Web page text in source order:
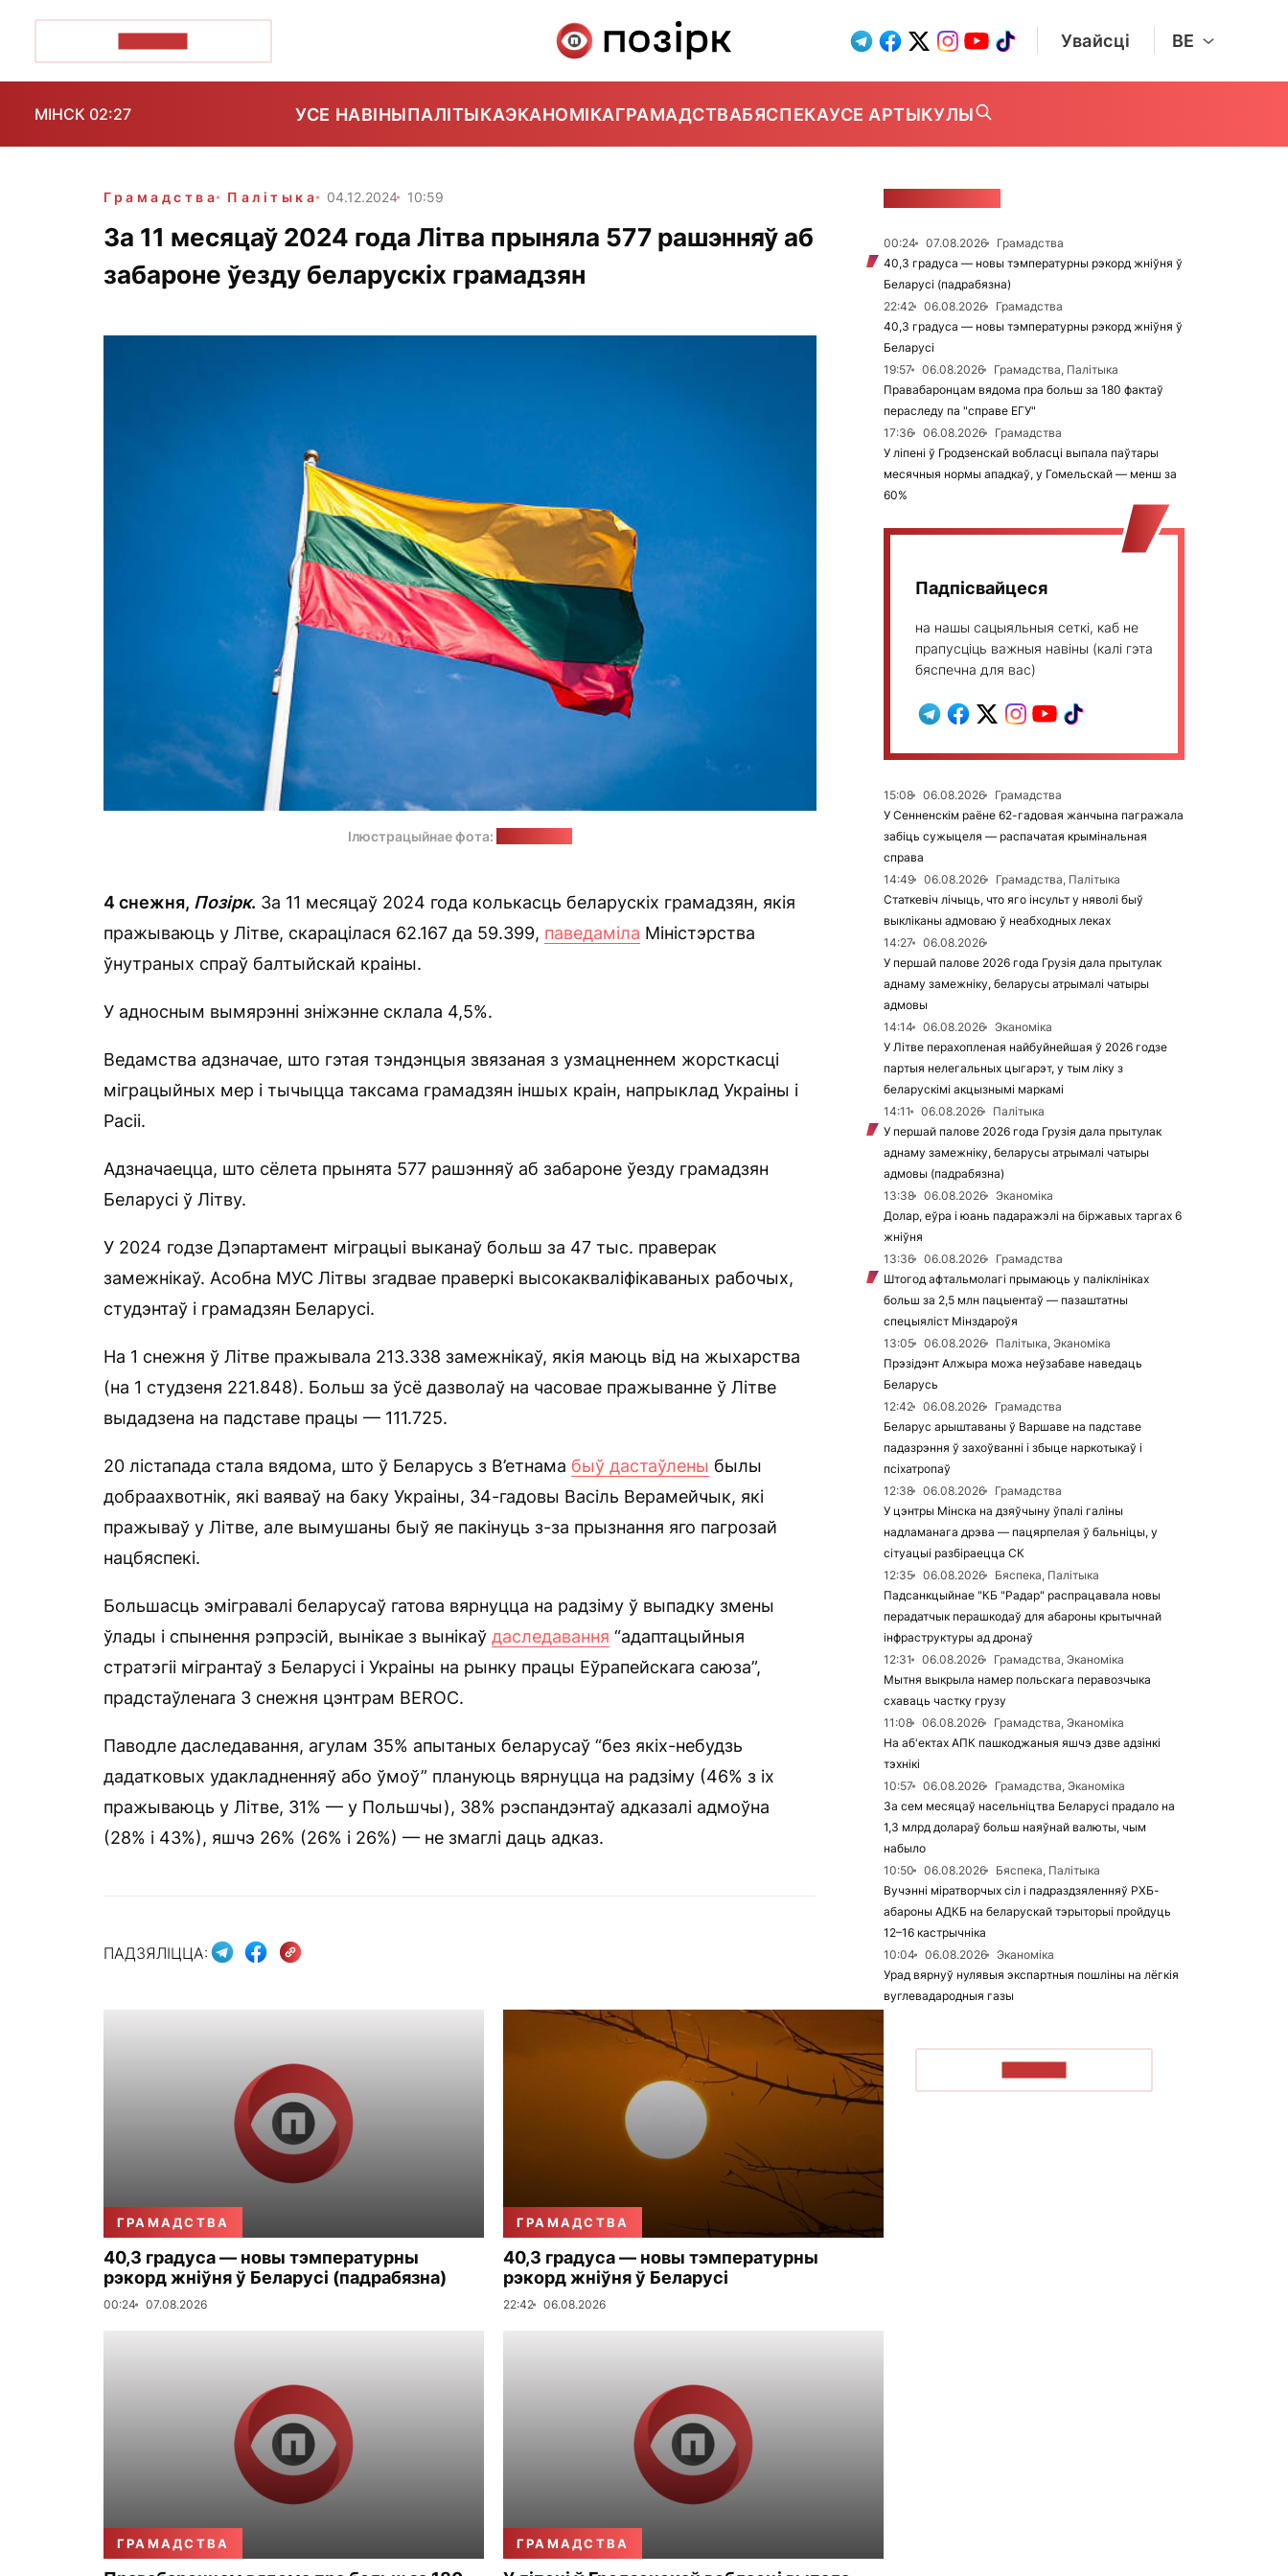
Увайсці BE
МІНСК 02:27 УСЕ НАВІНЫПАЛІТЫКАЭКАНОМІКАГРАМАДСТВАБЯСПЕКАУСЕ АРТЫКУЛЫ
Грамадства Палітыка 04.12.2024 10:59
За 11 месяцаў 2024 года Літва прыняла 577 рашэнняў аб
забароне ўезду беларускіх грамадзян
Ілюстрацыйнае фота:
4 снежня, Позірк. За 11 месяцаў 2024 года колькасць беларускіх грамадзян, якія
пражываюць у Літве, скарацілася 62.167 да 59.399, паведаміла Міністэрства
ўнутраных спраў балтыйскай краіны.
У адносным вымярэнні зніжэнне склала 4,5%.
Ведамства адзначае, што гэтая тэндэнцыя звязаная з узмацненнем жорсткасці
міграцыйных мер і тычыцца таксама грамадзян іншых краін, напрыклад Украіны і
Расіі.
Адзначаецца, што сёлета прынята 577 рашэнняў аб забароне ўезду грамадзян
Беларусі ў Літву.
У 2024 годзе Дэпартамент міграцыі выканаў больш за 47 тыс. праверак
замежнікаў. Асобна МУС Літвы згадвае праверкі высокакваліфікаваных рабочых,
студэнтаў і грамадзян Беларусі.
На 1 снежня ў Літве пражывала 213.338 замежнікаў, якія маюць від на жыхарства
(на 1 студзеня 221.848). Больш за ўсё дазволаў на часовае пражыванне ў Літве
выдадзена на падставе працы — 111.725.
20 лістапада стала вядома, што ў Беларусь з В’етнама быў дастаўлены былы
добраахвотнік, які ваяваў на баку Украіны, 34-гадовы Васіль Верамейчык, які
пражываў у Літве, але вымушаны быў яе пакінуць з-за прызнання яго пагрозай
нацбяспекі.
Большасць эмігравалі беларусаў гатова вярнуцца на радзіму ў выпадку змены
ўлады і спынення рэпрэсій, вынікае з вынікаў даследавання “адаптацыйныя
стратэгіі мігрантаў з Беларусі і Украіны на рынку працы Еўрапейскага саюза”,
прадстаўленага 3 снежня цэнтрам BEROC.
Паводле даследавання, агулам 35% апытаных беларусаў “без якіх-небудзь
дадатковых удакладненняў або ўмоў” плануюць вярнуцца на радзіму (46% з іх
пражываюць у Літве, 31% — у Польшчы), 38% рэспандэнтаў адказалі адмоўна
(28% і 43%), яшчэ 26% (26% і 26%) — не змаглі даць адказ.
ПАДЗЯЛІЦЦА:
ГРАМАДСТВА
40,3 градуса — новы тэмпературны
рэкорд жніўня ў Беларусі (падрабязна)
00:24 07.08.2026
ГРАМАДСТВА
40,3 градуса — новы тэмпературны
рэкорд жніўня ў Беларусі
22:42 06.08.2026
ГРАМАДСТВА ГРАМАДСТВА
00:24 07.08.2026
Грамадства
40,3 градуса — новы тэмпературны рэкорд жніўня ў
Беларусі (падрабязна)
22:42
06.08.2026
Грамадства
40,3 градуса — новы тэмпературны рэкорд жніўня ў
Беларусі
19:57
06.08.2026
Грамадства, Палітыка
Правабаронцам вядома пра больш за 180 фактаў
пераследу па "справе ЕГУ"
17:36
06.08.2026
Грамадства
У ліпені ў Гродзенскай вобласці выпала паўтары
месячныя нормы ападкаў, у Гомельскай — менш за
60%
Падпісвайцеся
на нашы сацыяльныя сеткі, каб не
прапусціць важныя навіны (калі гэта
бяспечна для вас)
15:08 06.08.2026
Грамадства
У Сенненскім раёне 62-гадовая жанчына пагражала
забіць сужыцеля — распачатая крымінальная
справа
14:49
06.08.2026
Грамадства, Палітыка
Статкевіч лічыць, что яго інсульт у няволі быў
выкліканы адмоваю ў неабходных леках
14:27
06.08.2026
У першай палове 2026 года Грузія дала прытулак
аднаму замежніку, беларусы атрымалі чатыры
адмовы
14:14
06.08.2026
Эканоміка
У Літве перахопленая найбуйнейшая ў 2026 годзе
партыя нелегальных цыгарэт, у тым ліку з
беларускімі акцызнымі маркамі
14:11
06.08.2026
Палітыка
У першай палове 2026 года Грузія дала прытулак
аднаму замежніку, беларусы атрымалі чатыры
адмовы (падрабязна)
13:38
06.08.2026
Эканоміка
Долар, еўра і юань падаражэлі на біржавых таргах 6
жніўня
13:36
06.08.2026
Грамадства
Штогод афтальмолагі прымаюць у паліклініках
больш за 2,5 млн пацыентаў — пазаштатны
спецыяліст Мінздароўя
13:05
06.08.2026
Палітыка, Эканоміка
Прэзідэнт Алжыра можа неўзабаве наведаць
Беларусь
12:42
06.08.2026
Грамадства
Беларус арыштаваны ў Варшаве на падставе
падазрэння ў захоўванні і збыце наркотыкаў і
псіхатропаў
12:38
06.08.2026
Грамадства
У цэнтры Мінска на дзяўчыну ўпалі галіны
надламанага дрэва — пацярпелая ў бальніцы, у
сітуацыі разбіраецца СК
12:35
06.08.2026
Бяспека, Палітыка
Падсанкцыйнае "КБ "Радар" распрацавала новы
перадатчык перашкодаў для абароны крытычнай
інфраструктуры ад дронаў
12:31
06.08.2026
Грамадства, Эканоміка
Мытня выкрыла намер польскага перавозчыка
схаваць частку грузу
11:08
06.08.2026
Грамадства, Эканоміка
На аб'ектах АПК пашкоджаныя яшчэ дзве адзінкі
тэхнікі
10:57
06.08.2026
Грамадства, Эканоміка
За сем месяцаў насельніцтва Беларусі прадало на
1,3 млрд долараў больш наяўнай валюты, чым
набыло
10:50
06.08.2026
Бяспека, Палітыка
Вучэнні міратворчых сіл і падраздзяленняў РХБ-
абароны АДКБ на беларускай тэрыторыі пройдуць
12–16 кастрычніка
10:04
06.08.2026
Эканоміка
Урад вярнуў нулявыя экспартныя пошліны на лёгкія
вуглевадародныя газы